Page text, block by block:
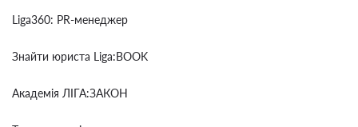
Liga360: PR-менеджер
Знайти юриста Liga:BOOK
Академія ЛІГА:ЗАКОН